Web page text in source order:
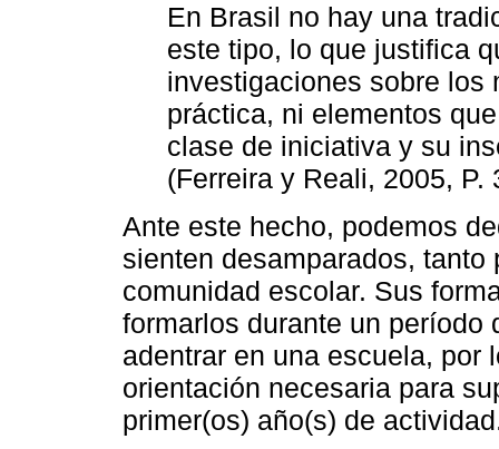
En Brasil no hay una
este tipo, lo que justifica
investigaciones sobre los
práctica, ni elementos
clase de iniciativa y su
(Ferreira y Reali, 2005, P.
Ante este hecho, podemos
sienten desamparados,
comunidad escolar. Sus
formarlos durante un período
adentrar en una escuela, por
orientación necesaria para
primer(os) año(s) de